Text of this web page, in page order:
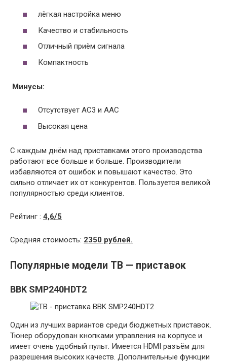
лёгкая настройка меню
Качество и стабильность
Отличный приём сигнала
Компактность
Минусы:
Отсутствует AC3 и AAC
Высокая цена
С каждым днём над приставками этого производства
работают все больше и больше. Производители
избавляются от ошибок и повышают качество. Это
сильно отличает их от конкурентов. Пользуется великой
популярностью среди клиентов.
Рейтинг : 4,6/5
Средняя стоимость: 2350 рублей.
Популярные модели ТВ — приставок
BBK SMP240HDT2
Один из лучших вариантов среди бюджетных приставок.
Тюнер оборудован кнопками управления на корпусе и
имеет очень удобный пульт. Имеется HDMI разъём для
разрешения высоких качеств. Дополнительные функции